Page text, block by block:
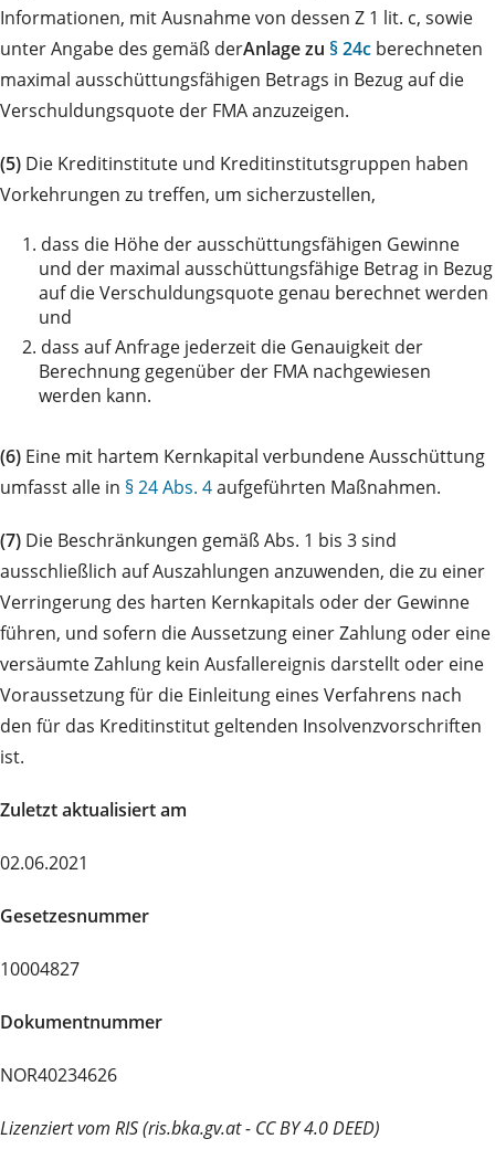
Informationen, mit Ausnahme von dessen Z 1 lit. c, sowie
unter Angabe des gemäß derAnlage zu § 24c berechneten
maximal ausschüttungsfähigen Betrags in Bezug auf die
Verschuldungsquote der FMA anzuzeigen.
(5) Die Kreditinstitute und Kreditinstitutsgruppen haben
Vorkehrungen zu treffen, um sicherzustellen,
1. dass die Höhe der ausschüttungsfähigen Gewinne
und der maximal ausschüttungsfähige Betrag in Bezug
auf die Verschuldungsquote genau berechnet werden
und
2. dass auf Anfrage jederzeit die Genauigkeit der
Berechnung gegenüber der FMA nachgewiesen
werden kann.
(6) Eine mit hartem Kernkapital verbundene Ausschüttung
umfasst alle in § 24 Abs. 4aufgeführten Maßnahmen.
(7) Die Beschränkungen gemäß Abs. 1 bis 3 sind
ausschließlich auf Auszahlungen anzuwenden, die zu einer
Verringerung des harten Kernkapitals oder der Gewinne
führen, und sofern die Aussetzung einer Zahlung oder eine
versäumte Zahlung kein Ausfallereignis darstellt oder eine
Voraussetzung für die Einleitung eines Verfahrens nach
den für das Kreditinstitut geltenden Insolvenzvorschriften
ist.
Zuletzt aktualisiert am
02.06.2021
Gesetzesnummer
10004827
Dokumentnummer
NOR40234626
Lizenziert vom RIS (ris.bka.gv.at - CC BY 4.0 DEED)